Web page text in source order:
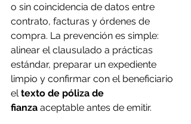
o sin coincidencia de datos entre
contrato, facturas y órdenes de
compra. La prevención es simple:
alinear el clausulado a prácticas
estándar, preparar un expediente
limpio y confirmar con el beneficiario
el texto de póliza de
fianza aceptable antes de emitir.